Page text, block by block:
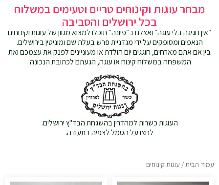
מבחר עוגות וקינוחים טריים וטעימים במשלוח
בכל ירושלים והסביבה
״אין חגיגה בלי עוגה״ ואצלנו ב״פיונה״ תוכלו למצוא מגוון של עוגות וקינוחים
הנאפים ומסופקים על ידי מגדניית פרש בעלת שם ומוניטין בירושלים.
בין אם אתם מארחים, חוגגים יום הולדת או מעוניינים לפנק את עצמכם ואת
המשפחה במשלוח קינוח או עוגה, הגעתם לכתובת הנכונה.
העוגות כשרות למהדרין בהשגחת הבד"ץ ירושלים.
לחצו על הסמל לצפיה בתעודה.
עמוד הבית/ עוגות קינוחים